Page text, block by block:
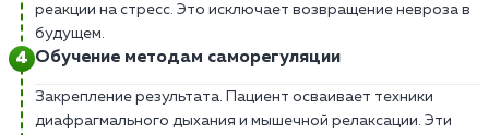
реакции на стресс. Это исключает возвращение невроза в
будущем.
Обучение методам саморегуляции
Закрепление результата. Пациент осваивает техники
диафрагмального дыхания и мышечной релаксации. Эти